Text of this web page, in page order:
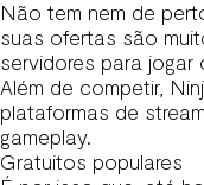
Não tem nem de
suas ofertas são
servidores para jogar
Além de competir,
plataformas de
gameplay.
Gratuitos populares